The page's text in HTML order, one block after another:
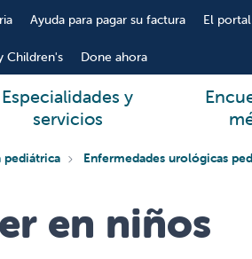
Ayuda para pagar su factura El
Children's Done ahora
Especialidades y
servicios
pediátrica Enfermedades urológicas
en niños